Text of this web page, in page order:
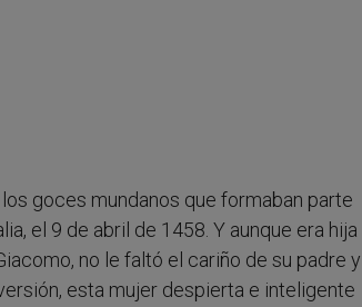
goces mundanos que formaban parte
el 9 de abril de 1458. Y aunque era hija
no le faltó el cariño de su padre y
esta mujer despierta e inteligente